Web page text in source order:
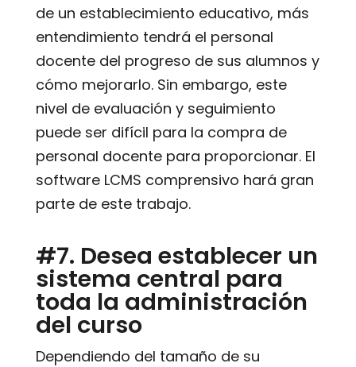
de un establecimiento educativo, más
entendimiento tendrá el personal
docente del progreso de sus alumnos y
cómo mejorarlo. Sin embargo, este
nivel de evaluación y seguimiento
puede ser difícil para la compra de
personal docente para proporcionar. El
software LCMS comprensivo hará gran
parte de este trabajo.
#7. Desea establecer un
sistema central para
toda la administración
del curso
Dependiendo del tamaño de su